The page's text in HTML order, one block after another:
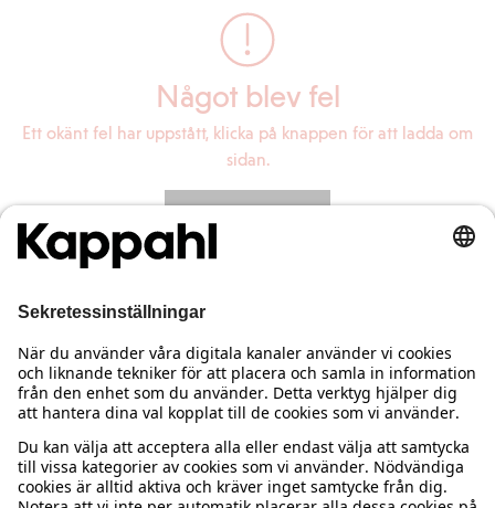
Något blev fel
Ett okänt fel har uppstått, klicka på knappen för att ladda om
sidan.